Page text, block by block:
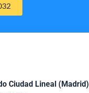
Ciudad Lineal (Madrid)